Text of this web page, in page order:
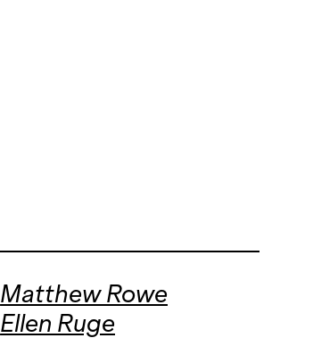
09. DEZEMBER '25, 19:00
Matthew Rowe
Ellen Ruge